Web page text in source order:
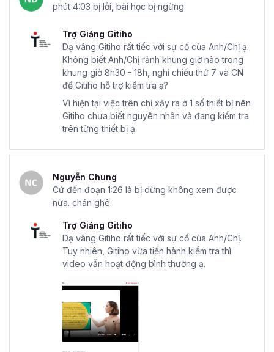
phút 4:03 bị lỗi, bài học bị ngừng
Trợ Giảng Gitiho
Dạ vâng Gitiho rất tiếc với sự cố của Anh/Chị ạ.
Không biết Anh/Chị rảnh khung giờ nào trong
khung giờ 8h30 - 18h, nghỉ chiều thứ 7 và CN
để Gitiho hỗ trợ kiểm tra ạ?
Vì hiện tại việc trên chỉ xảy ra ở 1 số thiết bị nên
Gitiho chưa biết nguyên nhân và đang kiểm tra
trên từng thiết bị ạ.
Nguyễn Chung
Cứ đến đoạn 1:26 là bị dừng không xem được
nữa. chán ghê.
Trợ Giảng Gitiho
Dạ vâng Gitiho rất tiếc với sự cố của Anh/Chị.
Tuy nhiên, Gitiho vừa tiến hành kiểm tra thì
video vẫn hoạt động bình thường ạ.